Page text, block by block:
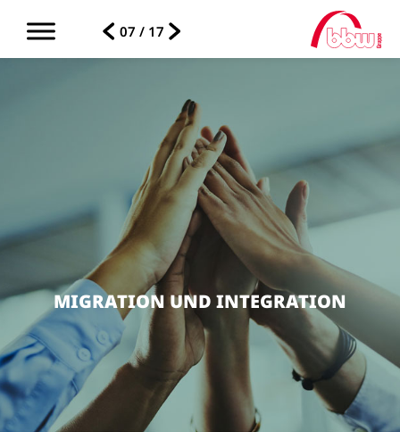
07 / 17
MIGRATION UND INTEGRATION